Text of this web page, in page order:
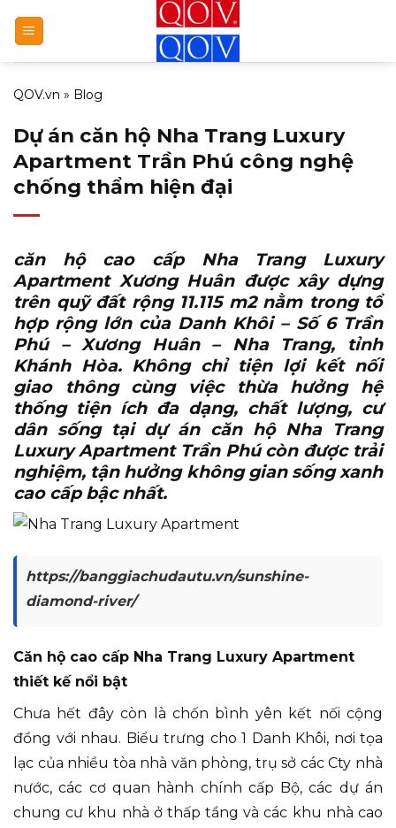
qua
nội
dung
QOV.vn » Blog
Dự án căn hộ Nha Trang Luxury
Apartment Trần Phú công nghệ
chống thẩm hiện đại
căn hộ cao cấp Nha Trang Luxury
Apartment Xương Huânđược xây dựng
trên quỹ đất rộng 11.115 m2 nằm trong tổ
hợp rộng lớn của Danh Khôi – Số 6 Trần
Phú – Xương Huân – Nha Trang, tỉnh
Khánh Hòa. Không chỉ tiện lợi kết nối
giao thông cùng việc thừa hưởng hệ
thống tiện ích đa dạng, chất lượng, cư
dân sống tại dự án căn hộ Nha Trang
Luxury Apartment Trần Phú còn được trải
nghiệm, tận hưởng không gian sống xanh
cao cấp bậc nhất.
https://banggiachudautu.vn/sunshine-
diamond-river/
Căn hộ cao cấp Nha Trang Luxury Apartment
thiết kế nổi bật
Chưa hết đây còn là chốn bình yên kết nối cộng
đồng với nhau. Biểu trưng cho 1 Danh Khôi, nơi tọa
lạc của nhiều tòa nhà văn phòng, trụ sở các Cty nhà
nước, các cơ quan hành chính cấp Bộ, các dự án
chung cư khu nhà ở thấp tầng và các khu nhà cao